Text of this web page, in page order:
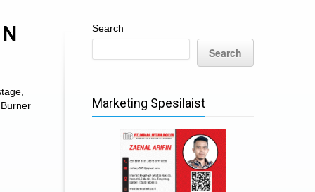
Search
Search
Marketing Spesilaist